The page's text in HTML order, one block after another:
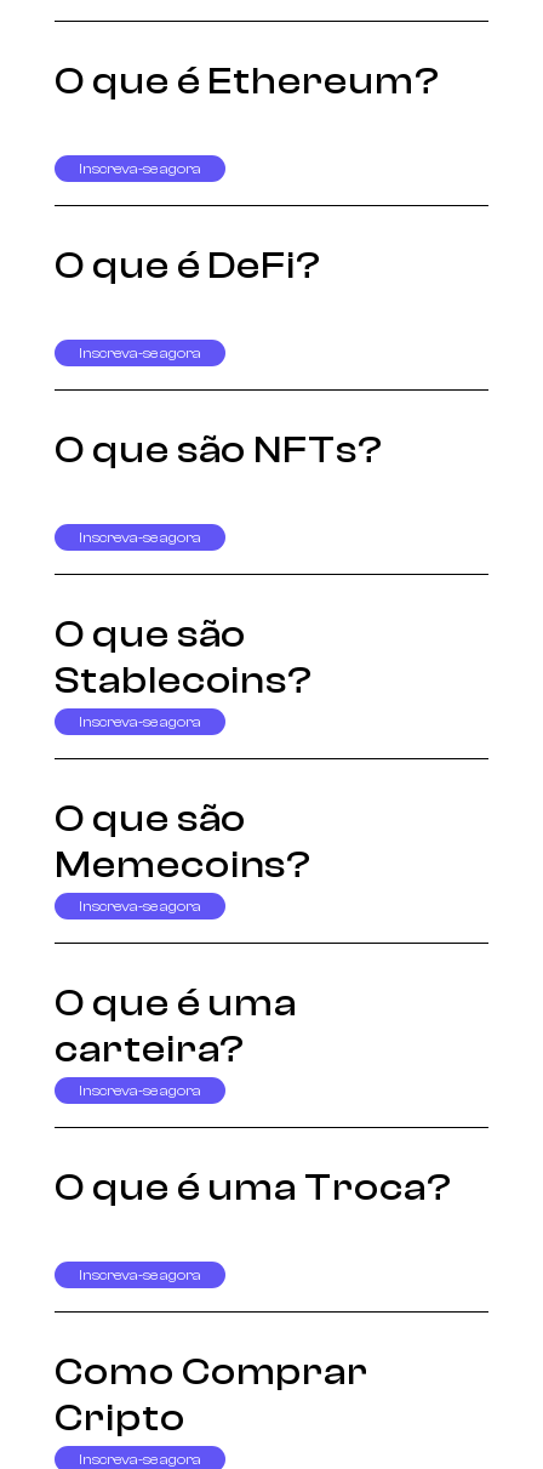
O que é Ethereum?
Inscreva-se agora
O que é DeFi?
Inscreva-se agora
O que são NFTs?
Inscreva-se agora
O que são
Stablecoins?
Inscreva-se agora
O que são
Memecoins?
Inscreva-se agora
O que é uma
carteira?
Inscreva-se agora
O que é uma Troca?
Inscreva-se agora
Como Comprar
Cripto
Inscreva-se agora